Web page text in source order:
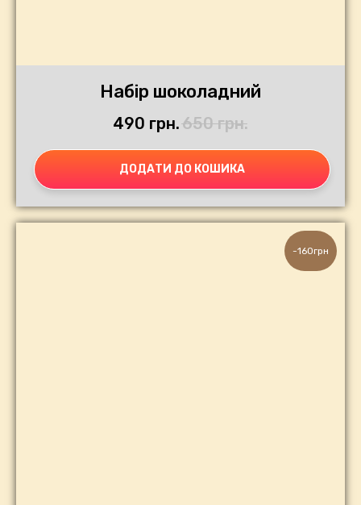
Набір шоколадний
490 грн.650 грн.
ДОДАТИ ДО КОШИКА
-160грн